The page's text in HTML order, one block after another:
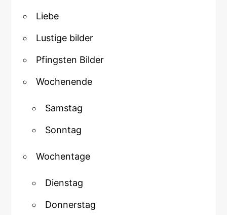
Liebe
Lustige bilder
Pfingsten Bilder
Wochenende
Samstag
Sonntag
Wochentage
Dienstag
Donnerstag